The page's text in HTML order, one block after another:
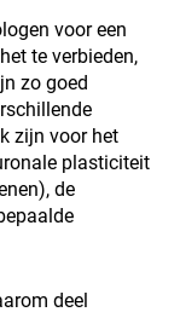
voor een
te verbieden,
zo goed
zijn voor het
plasticiteit
de
deel